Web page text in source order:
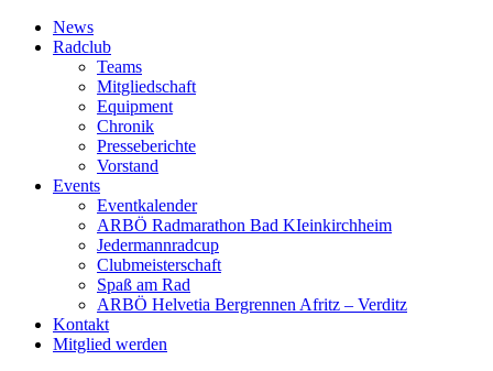
News
Radclub
Teams
Mitgliedschaft
Equipment
Chronik
Presseberichte
Vorstand
Events
Eventkalender
ARBÖ Radmarathon Bad KIeinkirchheim
Jedermannradcup
Clubmeisterschaft
Spaß am Rad
ARBÖ Helvetia Bergrennen Afritz – Verditz
Kontakt
Mitglied werden